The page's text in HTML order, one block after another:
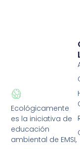
Ecológicamente
es la iniciativa de
educación
ambiental de EMSI,